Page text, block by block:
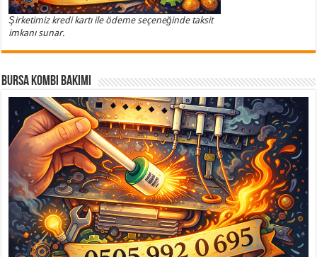
Şirketimiz kredi kartı ile ödeme seçeneğinde taksit
imkanı sunar.
Bursa Kombi Bakımı